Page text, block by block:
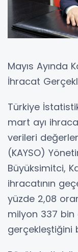
Mayıs Ayında
İhracat
Türkiye
mart ayı
verileri
(KAYSO)
Büyüksimitci,
ihracatının
yüzde 2,08
milyon 337
gerçekleştiğini